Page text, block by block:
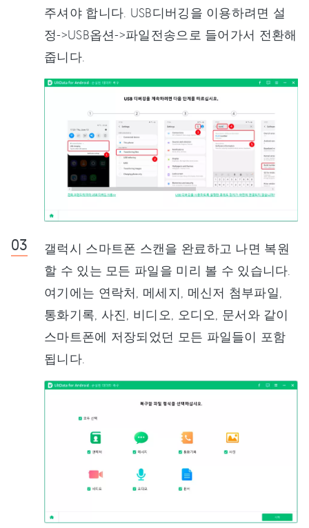
주셔야 합니다. USB디버깅을 이용하려면 설
정->USB옵션->파일전송으로 들어가서 전환해
줍니다.
갤럭시 스마트폰 스캔을 완료하고 나면 복원
할 수 있는 모든 파일을 미리 볼 수 있습니다.
여기에는 연락처, 메세지, 메신저 첨부파일,
통화기록, 사진, 비디오, 오디오, 문서와 같이
스마트폰에 저장되었던 모든 파일들이 포함
됩니다.